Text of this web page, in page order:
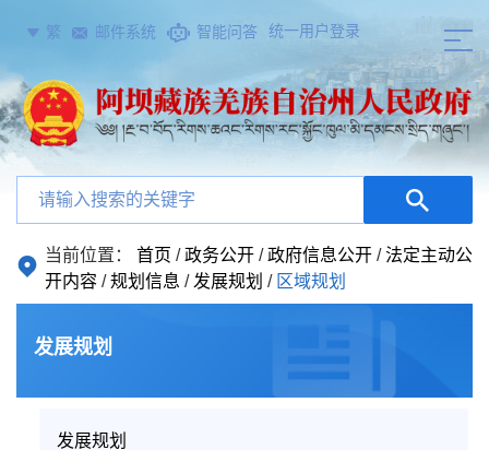
繁 邮件系统 智能问答 统一用户登录
当前位置： 首页 /政务公开 /政府信息公开 /法定主动公
开内容 /规划信息 / 发展规划 / 区域规划
发展规划
发展规划